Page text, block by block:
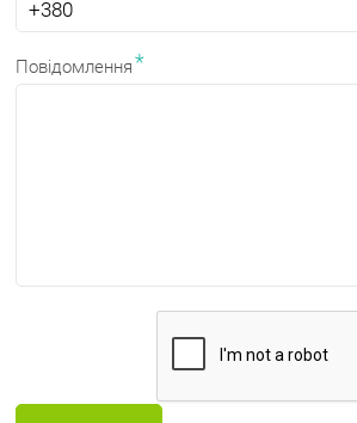
Повідомлення*